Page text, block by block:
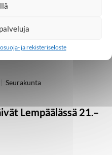
ja rekisteriseloste
Seurakunta
Lempäälässä 21.–